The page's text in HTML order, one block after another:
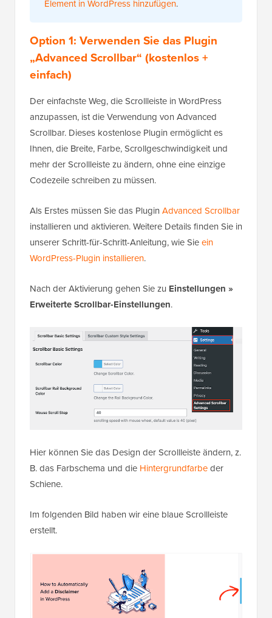
Element in WordPress hinzufügen.
Option 1: Verwenden Sie das Plugin
„Advanced Scrollbar“ (kostenlos +
einfach)
Der einfachste Weg, die Scrollleiste in WordPress
anzupassen, ist die Verwendung von Advanced
Scrollbar. Dieses kostenlose Plugin ermöglicht es
Ihnen, die Breite, Farbe, Scrollgeschwindigkeit und
mehr der Scrollleiste zu ändern, ohne eine einzige
Codezeile schreiben zu müssen.
Als Erstes müssen Sie das Plugin Advanced Scrollbar
installieren und aktivieren. Weitere Details finden Sie in
unserer Schritt-für-Schritt-Anleitung, wie Sieein
WordPress-Plugin installieren.
Nach der Aktivierung gehen Sie zu Einstellungen »
Erweiterte Scrollbar-Einstellungen.
Hier können Sie das Design der Scrollleiste ändern, z.
B. das Farbschema und die Hintergrundfarbeder
Schiene.
Im folgenden Bild haben wir eine blaue Scrollleiste
erstellt.